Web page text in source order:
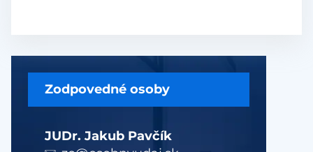
Zodpovedné osoby
JUDr. Jakub Pavčík